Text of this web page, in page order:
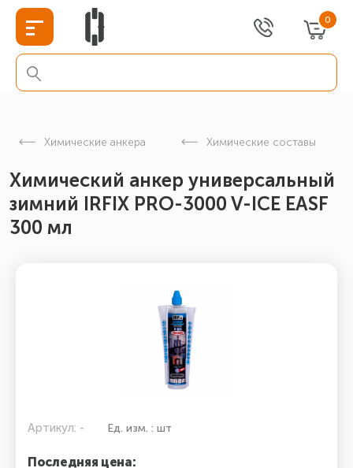
0
Химические анкера Химические составы
Химический анкер универсальный
зимний IRFIX PRO-3000 V-ICE EASF
300 мл
Артикул: - Ед. изм. : шт
Последняя цена: